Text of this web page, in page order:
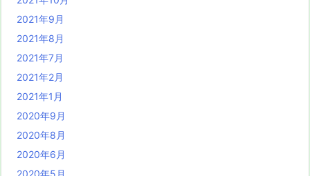
2021年9月
2021年8月
2021年7月
2021年2月
2021年1月
2020年9月
2020年8月
2020年6月
2020年5月